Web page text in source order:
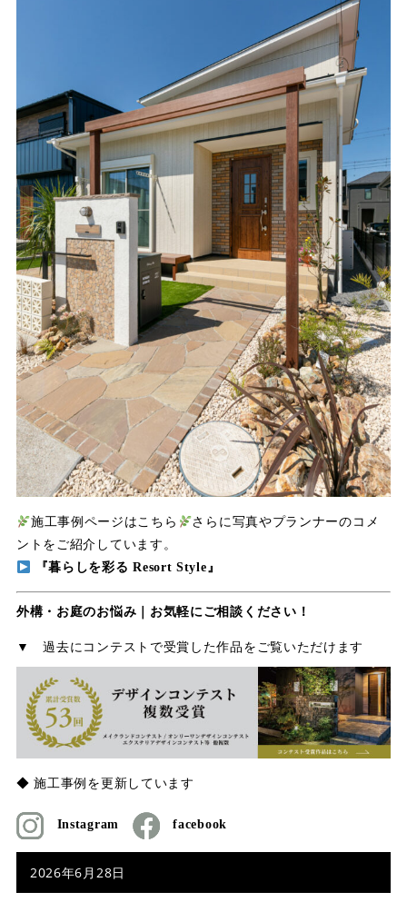
施工事例ページはこちら
さらに写真やプランナーのコメ
ントをご紹介しています。
『暮らしを彩る Resort Style』
外構・お庭のお悩み｜お気軽にご相談ください！
▼ 過去にコンテストで受賞した作品をご覧いただけます
◆ 施工事例を更新しています
Instagram facebook
2026年6月28日